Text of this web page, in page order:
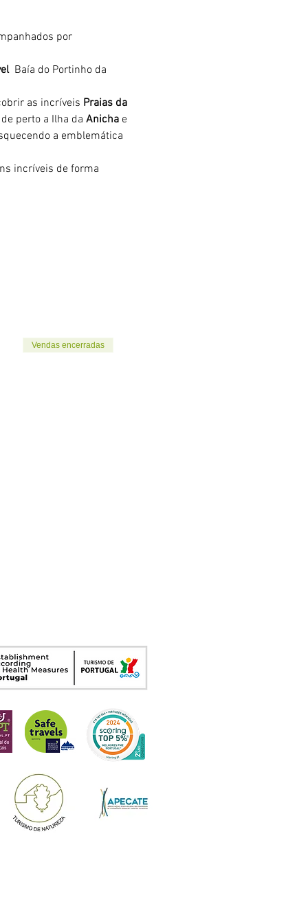
por
Baía do Portinho da
as incríveis Praias da
perto a Ilha da Anicha e
a emblemática
incríveis de forma
Vendas encerradas